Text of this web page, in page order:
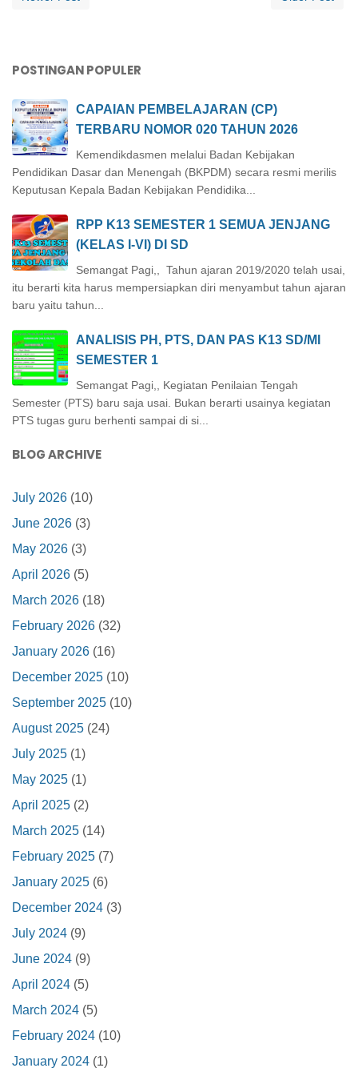
POSTINGAN POPULER
CAPAIAN PEMBELAJARAN (CP)
TERBARU NOMOR 020 TAHUN 2026
Kemendikdasmen melalui Badan Kebijakan
Pendidikan Dasar dan Menengah (BKPDM) secara resmi merilis
Keputusan Kepala Badan Kebijakan Pendidika...
RPP K13 SEMESTER 1 SEMUA JENJANG
(KELAS I-VI) DI SD
Semangat Pagi,, Tahun ajaran 2019/2020 telah usai,
itu berarti kita harus mempersiapkan diri menyambut tahun ajaran
baru yaitu tahun...
ANALISIS PH, PTS, DAN PAS K13 SD/MI
SEMESTER 1
Semangat Pagi,, Kegiatan Penilaian Tengah
Semester (PTS) baru saja usai. Bukan berarti usainya kegiatan
PTS tugas guru berhenti sampai di si...
BLOG ARCHIVE
July 2026 (10)
June 2026 (3)
May 2026 (3)
April 2026 (5)
March 2026 (18)
February 2026 (32)
January 2026 (16)
December 2025 (10)
September 2025 (10)
August 2025 (24)
July 2025 (1)
May 2025 (1)
April 2025 (2)
March 2025 (14)
February 2025 (7)
January 2025 (6)
December 2024 (3)
July 2024 (9)
June 2024 (9)
April 2024 (5)
March 2024 (5)
February 2024 (10)
January 2024 (1)